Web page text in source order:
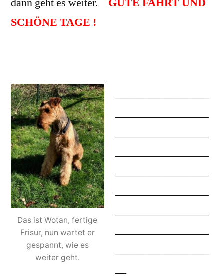
SCHÖNE TAGE !
Das ist Wotan, fertige
Frisur, nun wartet er
gespannt, wie es
weiter geht.